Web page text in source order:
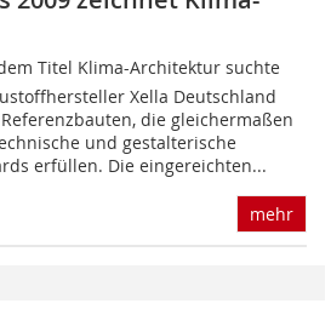
Titel Klima-Architektur suchte
Xella Deutschland
die gleichermaßen
und gestalterische
erfüllen. Die eingereichten...
mehr